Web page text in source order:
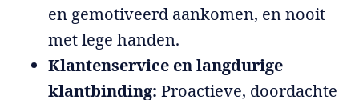
en gemotiveerd aankomen, en nooit
met lege handen.
Klantenservice en langdurige
klantbinding: Proactieve, doordachte